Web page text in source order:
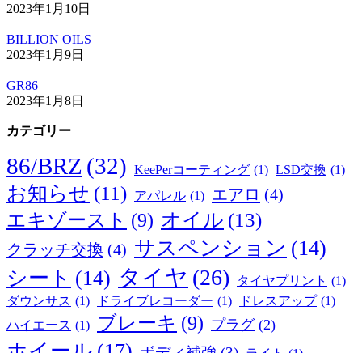
2023年1月10日
BILLION OILS
2023年1月9日
GR86
2023年1月8日
カテゴリー
86/BRZ (32) KeePerコーティング (1) LSD交換 (1)
お知らせ (11) アパレル (1) エアロ (4)
エキゾースト (9) オイル (13)
クラッチ交換 (4) サスペンション (14)
シート (14) タイヤ (26) タイヤプリント (1)
ダウンサス (1) ドライブレコーダー (1) ドレスアップ (1)
ハイエース (1) ブレーキ (9) プラグ (2)